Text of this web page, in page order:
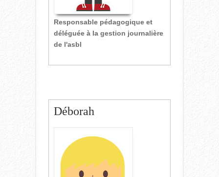
Responsable pédagogique et
déléguée à la gestion journalière
de l'asbl
Déborah